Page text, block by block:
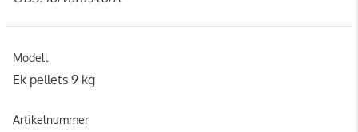
Modell
Ek pellets 9 kg
Artikelnummer